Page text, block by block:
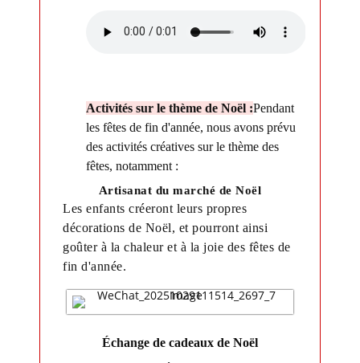
Activités sur le thème de Noël :Pendant
les fêtes de fin d'année, nous avons prévu
des activités créatives sur le thème des
fêtes, notamment :
Artisanat du marché de Noël
Les enfants créeront leurs propres
décorations de Noël, et pourront ainsi
goûter à la chaleur et à la joie des fêtes de
fin d'année.
Échange de cadeaux de Noël